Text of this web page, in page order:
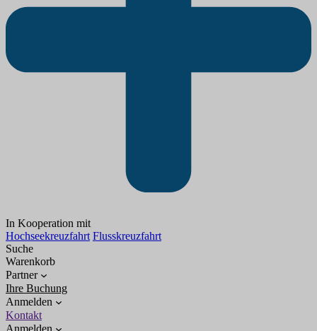
In Kooperation mit
Hochseekreuzfahrt Flusskreuzfahrt
Suche
Warenkorb
Partner
Ihre Buchung
Anmelden
Kontakt
Anmelden